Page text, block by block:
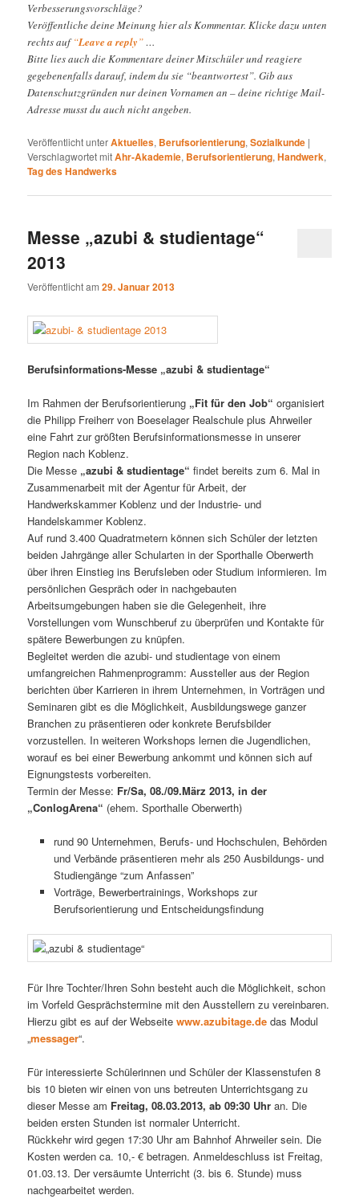
Verbesserungsvorschläge?
Veröffentliche deine Meinung hier als Kommentar. Klicke dazu unten
rechts auf“Leave a reply”…
Bitte lies auch die Kommentare deiner Mitschüler und reagiere
gegebenenfalls darauf, indem du sie “beantwortest”. Gib aus
Datenschutzgründen nur deinen Vornamen an – deine richtige Mail-
Adresse musst du auch nicht angeben.
Veröffentlicht unterAktuelles, Berufsorientierung,Sozialkunde |
Verschlagwortet mitAhr-Akademie, Berufsorientierung,Handwerk,
Tag des Handwerks
Messe „azubi & studientage“
2013
Veröffentlicht am29. Januar 2013
Berufsinformations-Messe „azubi & studientage“
Im Rahmen der Berufsorientierung „Fit für den Job“organisiert
die Philipp Freiherr von Boeselager Realschule plus Ahrweiler
eine Fahrt zur größten Berufsinformationsmesse in unserer
Region nach Koblenz.
Die Messe „azubi & studientage“ findet bereits zum 6. Mal in
Zusammenarbeit mit der Agentur für Arbeit, der
Handwerkskammer Koblenz und der Industrie- und
Handelskammer Koblenz.
Auf rund 3.400 Quadratmetern können sich Schüler der letzten
beiden Jahrgänge aller Schularten in der Sporthalle Oberwerth
über ihren Einstieg ins Berufsleben oder Studium informieren. Im
persönlichen Gespräch oder in nachgebauten
Arbeitsumgebungen haben sie die Gelegenheit, ihre
Vorstellungen vom Wunschberuf zu überprüfen und Kontakte für
spätere Bewerbungen zu knüpfen.
Begleitet werden die azubi- und studientage von einem
umfangreichen Rahmenprogramm: Aussteller aus der Region
berichten über Karrieren in ihrem Unternehmen, in Vorträgen und
Seminaren gibt es die Möglichkeit, Ausbildungswege ganzer
Branchen zu präsentieren oder konkrete Berufsbilder
vorzustellen. In weiteren Workshops lernen die Jugendlichen,
worauf es bei einer Bewerbung ankommt und können sich auf
Eignungstests vorbereiten.
Termin der Messe: Fr/Sa, 08./09.März 2013, in der
„ConlogArena“ (ehem. Sporthalle Oberwerth)
rund 90 Unternehmen, Berufs- und Hochschulen, Behörden
und Verbände präsentieren mehr als 250 Ausbildungs- und
Studiengänge “zum Anfassen”
Vorträge, Bewerbertrainings, Workshops zur
Berufsorientierung und Entscheidungsfindung
Für Ihre Tochter/Ihren Sohn besteht auch die Möglichkeit, schon
im Vorfeld Gesprächstermine mit den Ausstellern zu vereinbaren.
Hierzu gibt es auf der Webseitewww.azubitage.de das Modul
„messager“.
Für interessierte Schülerinnen und Schüler der Klassenstufen 8
bis 10 bieten wir einen von uns betreuten Unterrichtsgang zu
dieser Messe am Freitag, 08.03.2013, ab 09:30 Uhr an. Die
beiden ersten Stunden ist normaler Unterricht.
Rückkehr wird gegen 17:30 Uhr am Bahnhof Ahrweiler sein. Die
Kosten werden ca. 10,- € betragen. Anmeldeschluss ist Freitag,
01.03.13. Der versäumte Unterricht (3. bis 6. Stunde) muss
nachgearbeitet werden.